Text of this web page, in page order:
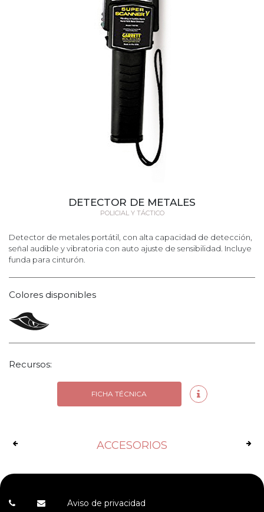
DETECTOR DE METALES
POLICIAL Y TÁCTICO
Detector de metales portátil, con alta capacidad de detección,
señal audible y vibratoria con auto ajuste de sensibilidad. Incluye
funda para cinturón.
Colores disponibles
Recursos:
FICHA TÉCNICA
ACCESORIOS
Aviso de privacidad